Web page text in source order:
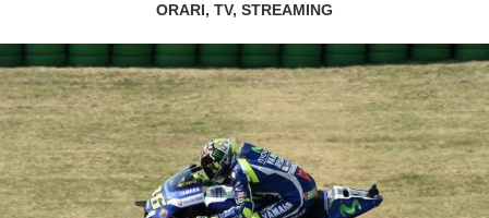
ORARI, TV, STREAMING